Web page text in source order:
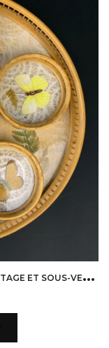
P
LATEAU EN BAMBOU AUX PAPILLONS VINTAGE ET SOUS-VERRES